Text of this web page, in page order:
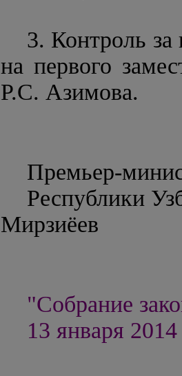
3. Контроль за
на первого
Р.С. Азимова.
Премьер-
Мирзиёев
"Собрание
13 января